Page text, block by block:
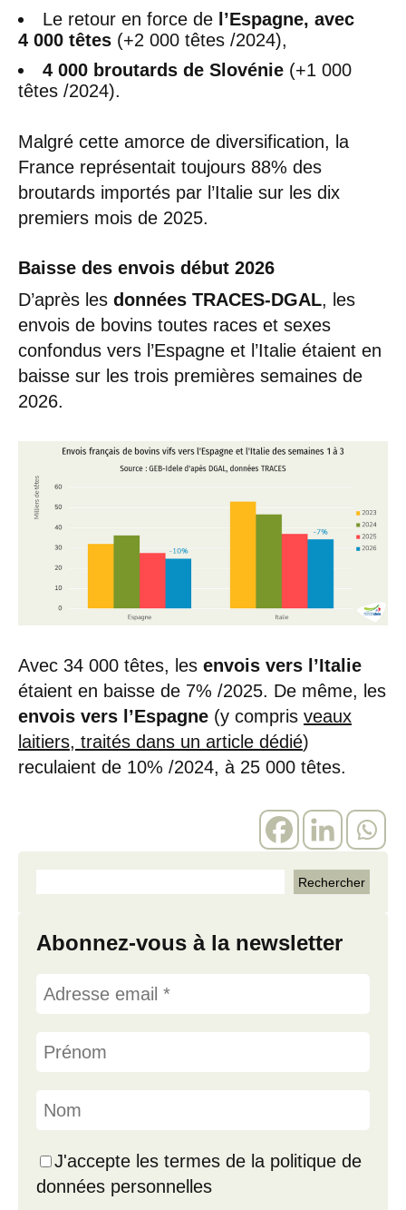
Le retour en force de l’Espagne, avec
4 000 têtes (+2 000 têtes /2024),
4 000 broutards de Slovénie (+1 000
têtes /2024).
Malgré cette amorce de diversification, la
France représentait toujours 88% des
broutards importés par l’Italie sur les dix
premiers mois de 2025.
Baisse des envois début 2026
D’après les données TRACES-DGAL, les
envois de bovins toutes races et sexes
confondus vers l’Espagne et l’Italie étaient en
baisse sur les trois premières semaines de
2026.
Avec 34 000 têtes, les envois vers l’Italie
étaient en baisse de 7% /2025. De même, les
envois vers l’Espagne (y compris veaux
laitiers, traités dans un article dédié)
reculaient de 10% /2024, à 25 000 têtes.
Abonnez-vous à la newsletter
J'accepte les termes de la politique de
données personnelles